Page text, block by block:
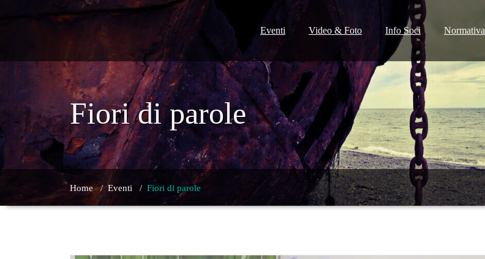
Eventi Video & Foto Info Soci Normativa
Fiori di parole
Home/Eventi / Fiori di parole